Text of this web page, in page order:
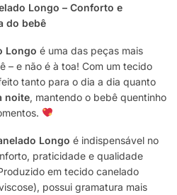
Longo – Conforto e
do bebê
Longo é uma das peças mais
– e não é à toa! Com um tecido
tanto para o dia a dia quanto
noite, mantendo o bebê quentinho
Longo é indispensável no
praticidade e qualidade
em tecido canelado
possui gramatura mais